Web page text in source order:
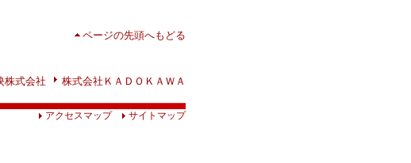
ページの先頭へもどる
株式会社 株式会社ＫＡＤＯＫＡＷＡ
アクセスマップ サイトマップ